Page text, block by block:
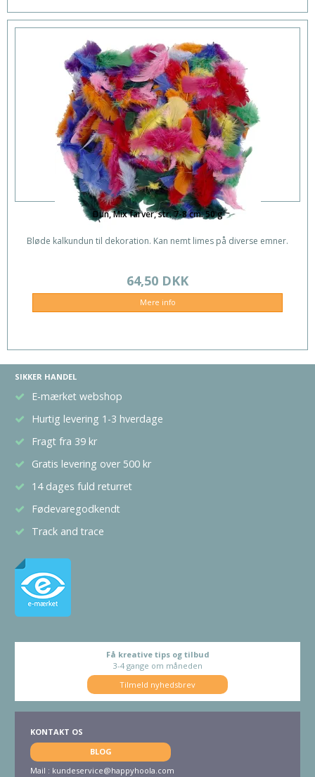
Dun, Mix farver, str. 7-8 cm. 50 g
Bløde kalkundun til dekoration. Kan nemt limes på diverse emner.
64,50 DKK
Mere info
SIKKER HANDEL
E-mærket webshop
Hurtig levering 1-3 hverdage
Fragt fra 39 kr
Gratis levering over 500 kr
14 dages fuld returret
Fødevaregodkendt
Track and trace
Få kreative tips og tilbud
3-4 gange om måneden
Tilmeld nyhedsbrev
KONTAKT OS
BLOG
Mail : kundeservice@happyhoola.com